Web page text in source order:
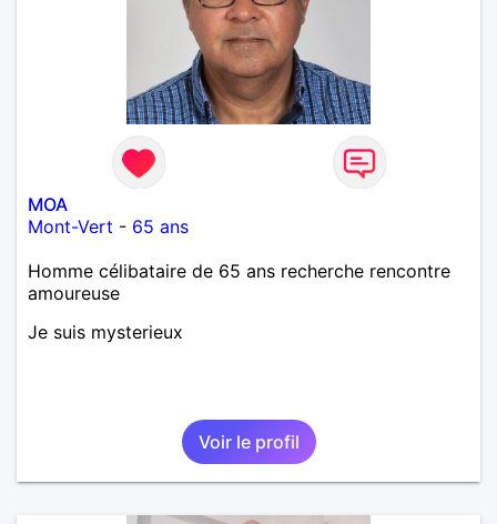
MOA
Mont-Vert - 65 ans
Homme célibataire de 65 ans recherche rencontre
amoureuse
Je suis mysterieux
Voir le profil